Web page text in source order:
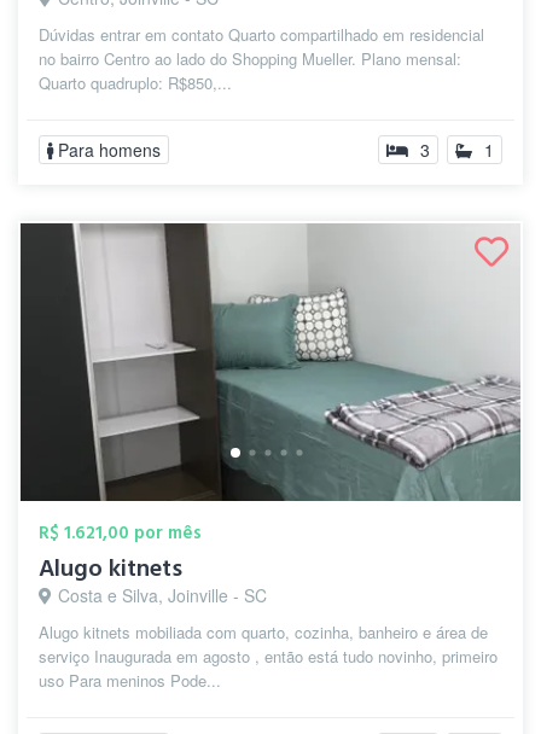
Dúvidas entrar em contato Quarto compartilhado em residencial
no bairro Centro ao lado do Shopping Mueller. Plano mensal:
Quarto quadruplo: R$850,...
Para homens 3 1
R$ 1.621,00 por mês
Alugo kitnets
Costa e Silva, Joinville - SC
Alugo kitnets mobiliada com quarto, cozinha, banheiro e área de
serviço Inaugurada em agosto , então está tudo novinho, primeiro
uso Para meninos Pode...